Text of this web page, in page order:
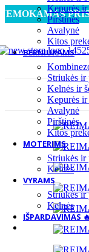
Kepurės
Pirštinės
Avalynė
Kitos
BERNIUKAMS
Striukės ir
Kelnės ir
Kepurės ir
Avalynė
Pirštinės
Kitos
MOTERIMS
Striukės ir
Kelnės
VYRAMS
Striukės ir
Kelnės
IŠPARDAVIMAS